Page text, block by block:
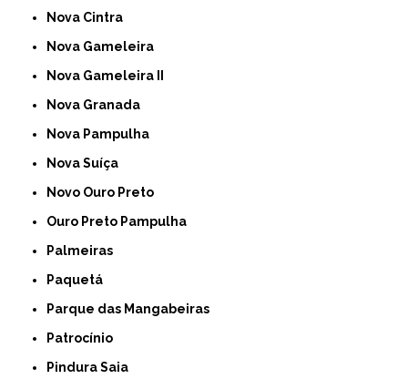
Nova Cintra
Nova Gameleira
Nova Gameleira II
Nova Granada
Nova Pampulha
Nova Suíça
Novo Ouro Preto
Ouro Preto Pampulha
Palmeiras
Paquetá
Parque das Mangabeiras
Patrocínio
Pindura Saia